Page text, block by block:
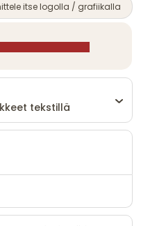
itse logolla / grafiikalla
tekstillä